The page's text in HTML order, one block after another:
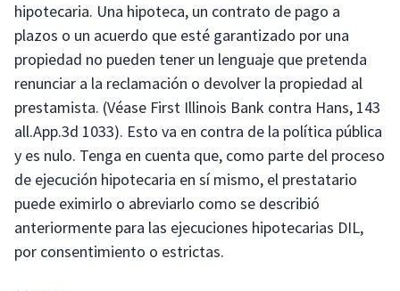
hipotecaria. Una hipoteca, un contrato de pago a
plazos o un acuerdo que esté garantizado por una
propiedad no pueden tener un lenguaje que pretenda
renunciar a la reclamación o devolver la propiedad al
prestamista. (Véase First Illinois Bank contra Hans, 143
all.App.3d 1033). Esto va en contra de la política pública
y es nulo. Tenga en cuenta que, como parte del proceso
de ejecución hipotecaria en sí mismo, el prestatario
puede eximirlo o abreviarlo como se describió
anteriormente para las ejecuciones hipotecarias DIL,
por consentimiento o estrictas.